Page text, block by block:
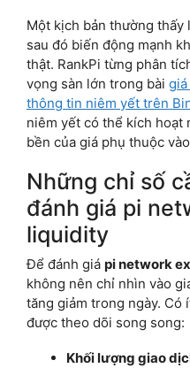
Một kịch bản thường
sau đó biến động mạnh
thật. RankPi từng phân
vọng sàn lớn trong bài
thông tin niêm yết trên
niêm yết có thể kích hoạt
bền của giá phụ thuộc
Những chỉ số
đánh giá pi
liquidity
Để đánh giá pi network
không nên chỉ nhìn vào
tăng giảm trong ngày. Có
được theo dõi song song:
Khối lượng giao